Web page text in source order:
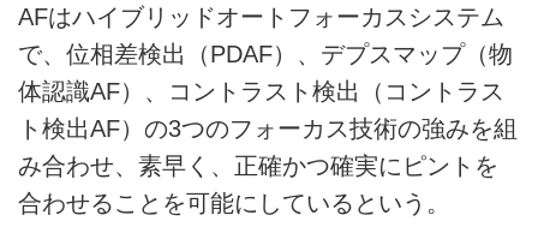
AFはハイブリッドオートフォーカスシステム
で、位相差検出（PDAF）、デプスマップ（物
体認識AF）、コントラスト検出（コントラス
ト検出AF）の3つのフォーカス技術の強みを組
み合わせ、素早く、正確かつ確実にピントを
合わせることを可能にしているという。